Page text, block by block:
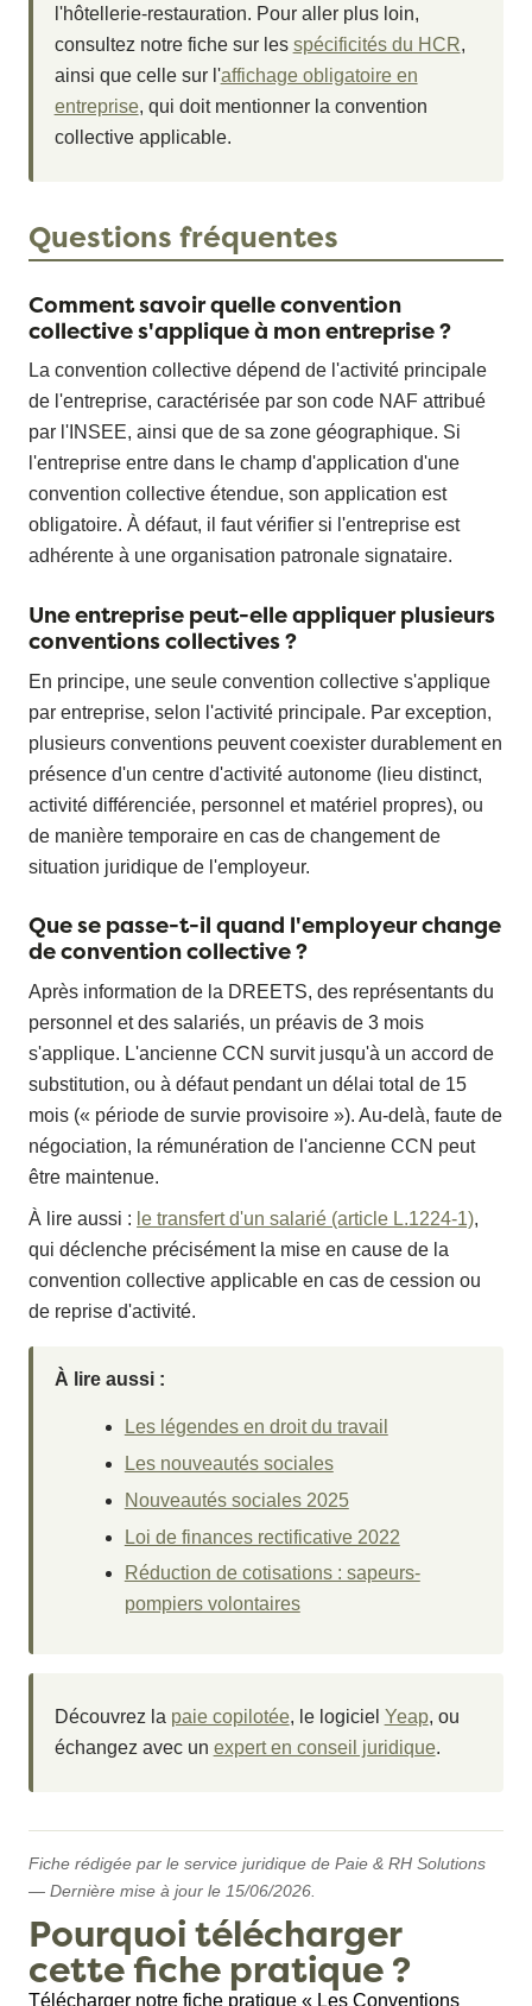
l'hôtellerie-restauration. Pour aller plus loin,
consultez notre fiche sur les spécificités du HCR,
ainsi que celle sur l'affichage obligatoire en
entreprise, qui doit mentionner la convention
collective applicable.
Questions fréquentes
Comment savoir quelle convention
collective s'applique à mon entreprise ?
La convention collective dépend de l'activité principale
de l'entreprise, caractérisée par son code NAF attribué
par l'INSEE, ainsi que de sa zone géographique. Si
l'entreprise entre dans le champ d'application d'une
convention collective étendue, son application est
obligatoire. À défaut, il faut vérifier si l'entreprise est
adhérente à une organisation patronale signataire.
Une entreprise peut-elle appliquer plusieurs
conventions collectives ?
En principe, une seule convention collective s'applique
par entreprise, selon l'activité principale. Par exception,
plusieurs conventions peuvent coexister durablement en
présence d'un centre d'activité autonome (lieu distinct,
activité différenciée, personnel et matériel propres), ou
de manière temporaire en cas de changement de
situation juridique de l'employeur.
Que se passe-t-il quand l'employeur change
de convention collective ?
Après information de la DREETS, des représentants du
personnel et des salariés, un préavis de 3 mois
s'applique. L'ancienne CCN survit jusqu'à un accord de
substitution, ou à défaut pendant un délai total de 15
mois (« période de survie provisoire »). Au-delà, faute de
négociation, la rémunération de l'ancienne CCN peut
être maintenue.
À lire aussi : le transfert d'un salarié (article L.1224-1),
qui déclenche précisément la mise en cause de la
convention collective applicable en cas de cession ou
de reprise d'activité.
À lire aussi :
Les légendes en droit du travail
Les nouveautés sociales
Nouveautés sociales 2025
Loi de finances rectificative 2022
Réduction de cotisations : sapeurs-
pompiers volontaires
Découvrez la paie copilotée, le logiciel Yeap, ou
échangez avec un expert en conseil juridique.
Fiche rédigée par le service juridique de Paie & RH Solutions
— Dernière mise à jour le 15/06/2026.
Pourquoi télécharger
cette fiche pratique ?
Télécharger notre fiche pratique « Les Conventions